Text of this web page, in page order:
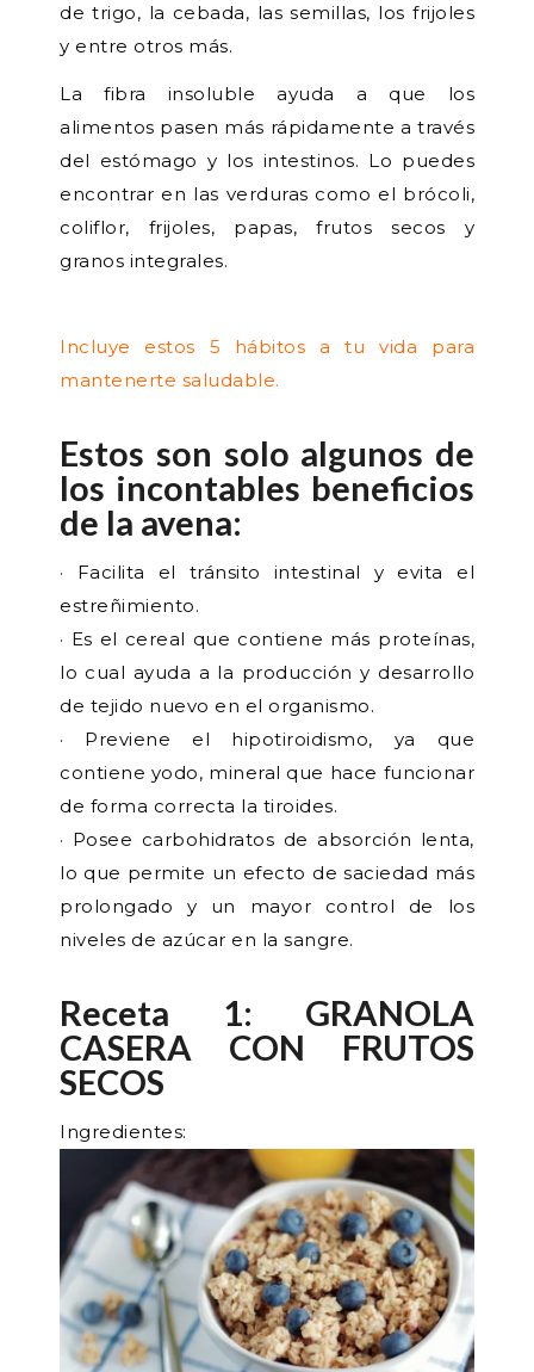
de trigo, la cebada, las semillas, los frijoles
y entre otros más.
La fibra insoluble ayuda a que los
alimentos pasen más rápidamente a través
del estómago y los intestinos. Lo puedes
encontrar en las verduras como el brócoli,
coliflor, frijoles, papas, frutos secos y
granos integrales.
Incluye estos 5 hábitos a tu vida para
mantenerte saludable.
Estos son solo algunos de
los incontables beneficios
de la avena:
· Facilita el tránsito intestinal y evita el
estreñimiento.
· Es el cereal que contiene más proteínas,
lo cual ayuda a la producción y desarrollo
de tejido nuevo en el organismo.
· Previene el hipotiroidismo, ya que
contiene yodo, mineral que hace funcionar
de forma correcta la tiroides.
· Posee carbohidratos de absorción lenta,
lo que permite un efecto de saciedad más
prolongado y un mayor control de los
niveles de azúcar en la sangre.
Receta 1: GRANOLA
CASERA CON FRUTOS
SECOS
Ingredientes: